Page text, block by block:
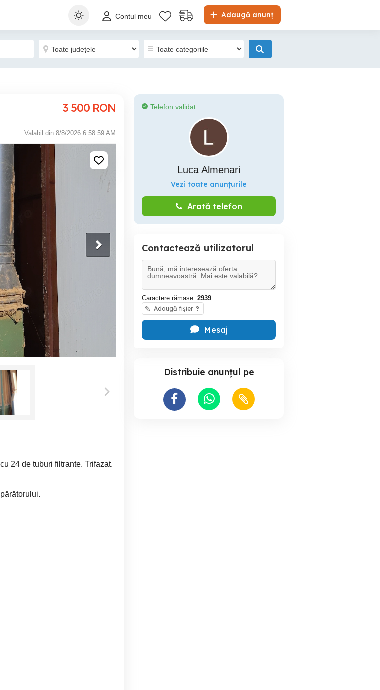
Adaugă anunț
Contul meu
3 500 RON
Valabil din 8/8/2026 6:58:59 AM
24 de tuburi filtrante. Trifazat.
Telefon validat
Luca Almenari
Vezi toate anunțurile
Arată telefon
Contactează utilizatorul
Caractere rămase: 2939
Adaugă fișier ?
Mesaj
Distribuie anunțul pe